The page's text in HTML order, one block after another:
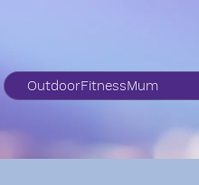
OutdoorFitnessMum